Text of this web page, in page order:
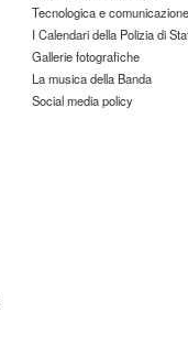
Tecnologica e comunicazione
I Calendari della Polizia di
Gallerie fotografiche
La musica della Banda
Social media policy